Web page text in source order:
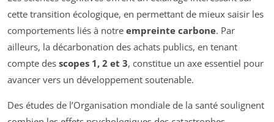
cette transition écologique, en permettant de mieux saisir les
comportements liés à notre empreinte carbone. Par
ailleurs, la décarbonation des achats publics, en tenant
compte des scopes 1, 2 et 3, constitue un axe essentiel pour
avancer vers un développement soutenable.
Des études de l’Organisation mondiale de la santé soulignent